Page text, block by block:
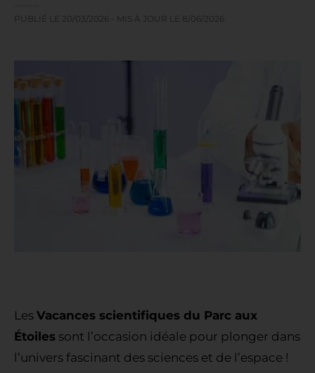
PUBLIÉ LE 20/03/2026 - MIS À JOUR LE 8/06/2026
Les Vacances scientifiques du Parc aux
Étoiles sont l’occasion idéale pour plonger dans
l’univers fascinant des sciences et de l’espace !